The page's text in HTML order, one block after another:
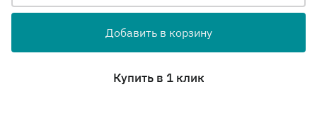
Добавить в корзину
Купить в 1 клик